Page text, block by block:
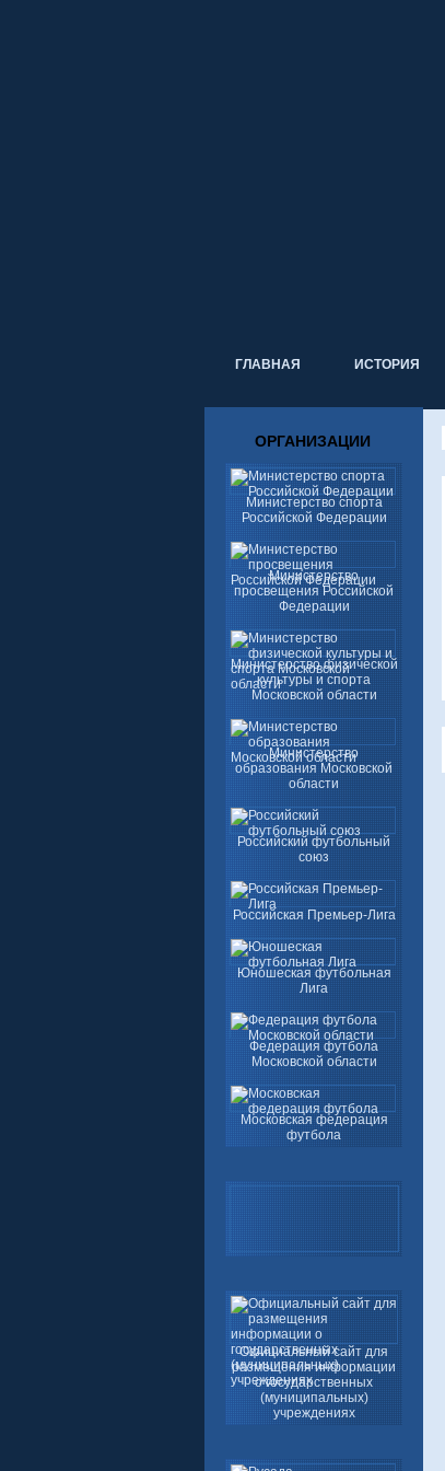
ГЛАВНАЯ ИСТОРИЯ
ОРГАНИЗАЦИИ
Министерство спорта
Российской Федерации
Министерство
просвещения Российской
Федерации
Министерство физической
культуры и спорта
Московской области
Министерство
образования Московской
области
Российский футбольный
союз
Российская Премьер-Лига
Юношеская футбольная
Лига
Федерация футбола
Московской области
Московская федерация
футбола
Официальный сайт для
размещения информации
о государственных
(муниципальных)
учреждениях